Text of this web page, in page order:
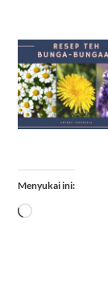
Menyukai ini:
Memuat...